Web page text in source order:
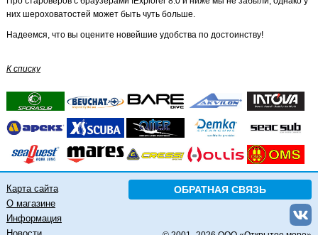
них шероховатостей может быть чуть больше.
Надеемся, что вы оцените новейшие удобства по достоинству!
К списку
ОБРАТНАЯ СВЯЗЬ
Карта сайта
О магазине
Информация